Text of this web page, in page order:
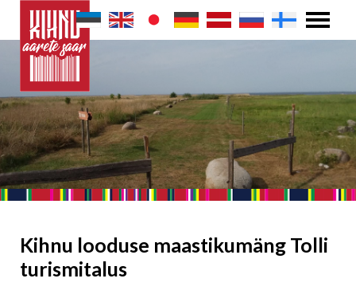
Kihnu looduse maastikumäng Tolli
turismitalus